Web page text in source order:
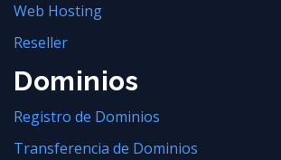
Web Hosting
Reseller
Dominios
Registro de Dominios
Transferencia de Dominios